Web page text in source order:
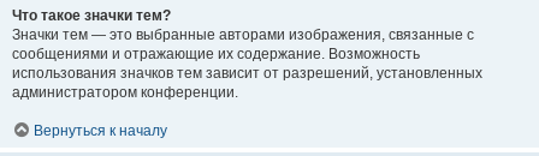
Что такое значки тем?
Значки тем — это выбранные авторами изображения, связанные с
сообщениями и отражающие их содержание. Возможность
использования значков тем зависит от разрешений, установленных
администратором конференции.
Вернуться к началу